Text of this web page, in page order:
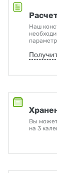
Наш
Вы
на 3